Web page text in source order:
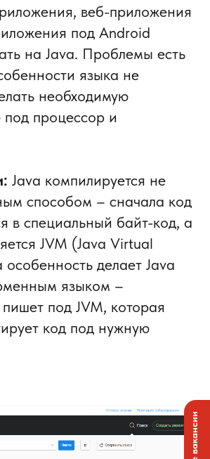
веб-приложения
под Android
на Java. Проблемы есть
языка не
необходимую
процессор и
Java компилируется не
способом – сначала код
в специальный байт-код, а
JVM (Java Virtual
делает Java
языком –
под JVM, которая
код под нужную